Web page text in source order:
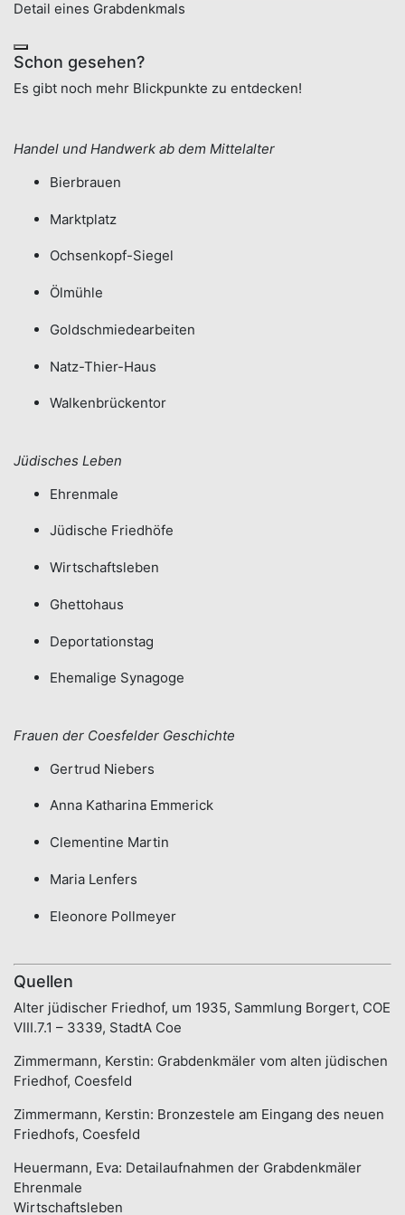
Detail eines Grabdenkmals
Schon gesehen?
Es gibt noch mehr Blickpunkte zu entdecken!
Handel und Handwerk ab dem Mittelalter
Bierbrauen
Marktplatz
Ochsenkopf-Siegel
Ölmühle
Goldschmiedearbeiten
Natz-Thier-Haus
Walkenbrückentor
​​​​​​​​​​Jüdisches Leben​​​​​​​
Ehrenmale
Jüdische Friedhöfe
Wirtschaftsleben
Ghettohaus
Deportationstag
Ehemalige Synagoge
Frauen der Coesfelder Geschichte
Gertrud Niebers
Anna Katharina Emmerick
Clementine Martin
Maria Lenfers
Eleonore Pollmeyer
Quellen
Alter jüdischer Friedhof, um 1935, Sammlung Borgert, COE
VIII.7.1 – 3339, StadtA Coe
Zimmermann, Kerstin: Grabdenkmäler vom alten jüdischen
Friedhof, Coesfeld
Zimmermann, Kerstin: Bronzestele am Eingang des neuen
Friedhofs, Coesfeld
Heuermann, Eva: Detailaufnahmen der Grabdenkmäler
Ehrenmale
Wirtschaftsleben